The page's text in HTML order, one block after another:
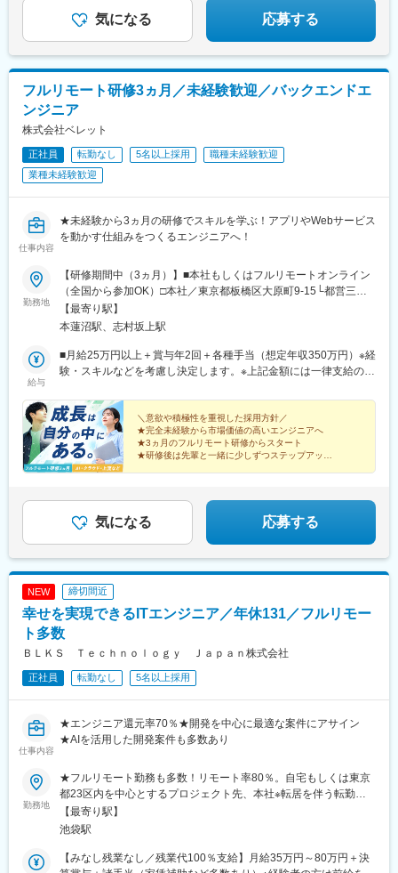
中津駅(大阪府・阪急線)、今出川駅、五条駅(京都市営)、桜島駅、
六本木駅、伊予大洲駅、福駅、芦原橋駅、桃山駅、野田阪神駅、
東比恵駅、渡辺橋駅、淀屋橋駅、鶴崎駅、西小倉駅、二島駅、今
池駅(福岡県)、上鳥羽口駅、竹下駅、小森江駅、甘木駅(西鉄線)、
広畑駅、住ノ江駅、江波駅、八本松駅、矢場町駅、大船駅、新羽
駅、油田駅、五井駅、門出駅、洛西口駅、小舞子駅、黒川駅(愛知
県)、丸の内駅(愛知県)、戸部駅、鶴見小野駅、三ツ沢下町駅、山
手駅、井土ケ谷駅、上永谷駅、和田町駅、鶴ケ峰駅、戸塚駅、赤
羽駅、峰駅、陸前落合駅、センター南駅、北四番丁駅、稲永駅、
岡本駅(栃木県)、笠寺駅、村井駅、茅野駅、本山駅(愛知県)、さが
み野駅、小俣駅(栃木県)、新前橋駅、群馬藤岡駅、本庄駅、垂井
駅、徳山駅、周防下郷駅、道ノ尾駅、大波止駅、喜々津駅、国母
駅、松江駅、伊賀屋駅、弥生が丘駅、宮崎駅、南鹿児島駅、さっ
ぽろ駅、青葉通一番町駅、千葉駅、虎ノ門駅、神奈川駅、市役所
前駅(長野県)、新静岡駅、第一通り駅、近鉄名古屋駅、金沢駅、中
神南駅、辛島町駅、南公園駅、湊川駅、小路駅、常盤駅(岡山県)、
横川駅、谷町四丁目駅、舟入幸町駅、大小路駅、亀戸駅、中津駅
(地下鉄)、六本木一丁目駅、ＪＲ難波駅、観月橋駅、海老江駅、中
之島駅、なにわ橋駅、甘木駅(甘木鉄道線)、住之江公園駅、上前津
ター北駅、勾当台公園駅、本笠寺駅、自由ケ丘駅(愛知県)、出島
駅、北１２条駅、あおば通駅、新千葉駅、神谷町駅、新高島駅、
都河原町駅、三ノ宮駅、西川緑道公園駅、銀山町駅、西鉄福岡
駅、西辛島町駅、市民広場駅、三滝駅、舟入本町駅、花田口駅、
麻布十番駅、大国町駅、桃山御陵前駅、野田駅(阪神線)、肥後橋
駅、北浜駅(大阪府)、伏見駅(愛知県)、西横浜駅、龍谷富山高校
前、五島町駅
気になる 応募する
フルリモート研修3ヵ月／未経験歓迎／バックエンドエ
ンジニア
株式会社ベレット
正社員 転勤なし 5名以上採用
職種未経験歓迎
業種未経験歓迎
仕事内容
★未経験から3ヵ月の研修でスキルを学ぶ！アプリやWebサービス
を動かす仕組みをつくるエンジニアへ！
勤務地
【研修期間中（3ヵ月）】■本社もしくはフルリモートオンライン
（全国から参加OK）□本社／東京都板橋区大原町9-15└都営三田
線「本蓮沼駅」より徒歩4分└都営三田線「志村坂上駅」より徒歩
9分【研修終了後】■東京23区を中心とした全国各地のプロジェク
ん。※すべて徒歩10分以内の駅チカオフィスです。※フルリモー
ト・在宅勤務・リモートワークはプロジェクトによって異なりま
【最寄り駅】
本蓮沼駅、志村坂上駅
給与
■月給25万円以上＋賞与年2回＋各種手当（想定年収350万円）※経
験・スキルなどを考慮し決定します。※上記金額には一律支給の住
（期間中は月給23万円以上で、その他の待遇に変更なし）☆経験
がある方は、現職・前職給与を考慮します。☆明確な評価制度あ
り。個人の頑張りに応じて評価します。【年収例】年収450万円
（経験2年入社）年収750万円（経験3年入社）年収950万円（経験
5年入社）
＼意欲や積極性を重視した採用方針／
★完全未経験から市場価値の高いエンジニアへ
★3ヵ月のフルリモート研修からスタート
★研修後は先輩と一緒に少しずつステップアップ
気になる 応募する
NEW 締切間近
幸せを実現できるITエンジニア／年休131／フルリモー
ト多数
ＢＬＫＳ Ｔｅｃｈｎｏｌｏｇｙ Ｊａｐａｎ株式会社
正社員 転勤なし 5名以上採用
仕事内容
★エンジニア還元率70％★開発を中心に最適な案件にアサイン
★AIを活用した開発案件も多数あり
勤務地
★フルリモート勤務も多数！リモート率80％。自宅もしくは東京
都23区内を中心とするプロジェクト先、本社※転居を伴う転勤は
ありません。＜本社＞東京都豊島区南池袋1-27-10 油木第一ビル
９階（アクセス）・JR・東京メトロ各線「池袋駅」東口より徒歩
【最寄り駅】
池袋駅
【みなし残業なし／残業代100％支給】月給35万円～80万円＋決